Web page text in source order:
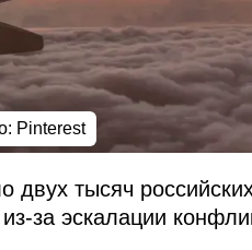
Pinterest
двух тысяч
за эскалации